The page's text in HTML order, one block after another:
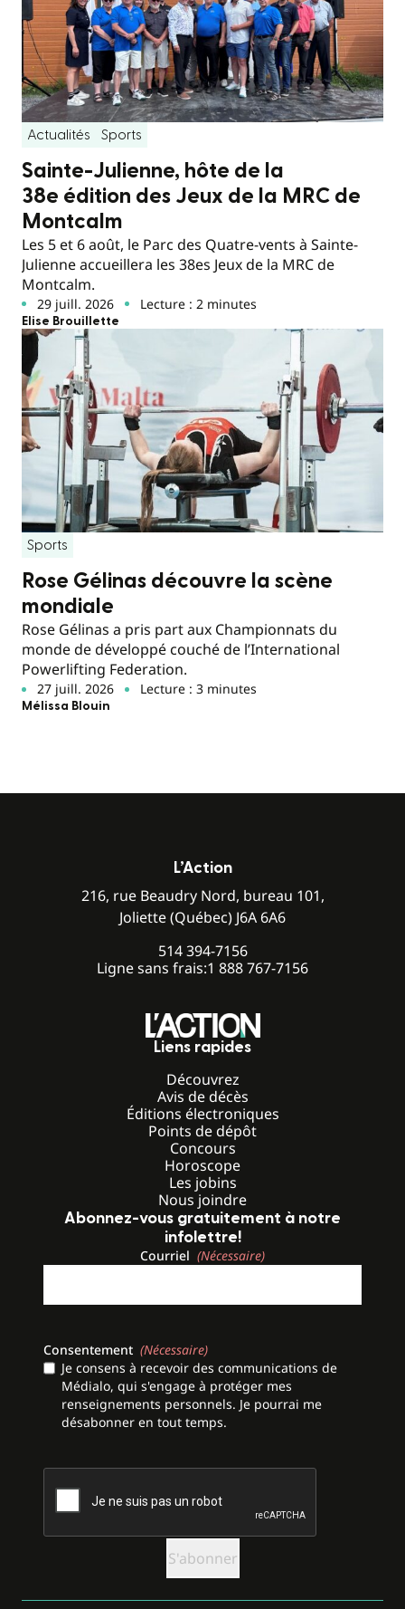
Actualités Sports
Sainte-Julienne, hôte de la
38e édition des Jeux de la MRC de
Montcalm
Les 5 et 6 août, le Parc des Quatre-vents à Sainte-
Julienne accueillera les 38es Jeux de la MRC de
Montcalm.
29 juill. 2026 Lecture : 2 minutes
Elise Brouillette
Sports
Rose Gélinas découvre la scène
mondiale
Rose Gélinas a pris part aux Championnats du
monde de développé couché de l’International
Powerlifting Federation.
27 juill. 2026 Lecture : 3 minutes
Mélissa Blouin
L’Action
216, rue Beaudry Nord, bureau 101,
Joliette (Québec) J6A 6A6
514 394-7156
Ligne sans frais:1 888 767-7156
Liens rapides
Découvrez
Avis de décès
Éditions électroniques
Points de dépôt
Concours
Horoscope
Les jobins
Nous joindre
Abonnez-vous gratuitement à notre
infolettre!
Courriel (Nécessaire)
Consentement (Nécessaire)
Je consens à recevoir des communications de
Médialo, qui s'engage à protéger mes
renseignements personnels. Je pourrai me
désabonner en tout temps.
CAPTCHA